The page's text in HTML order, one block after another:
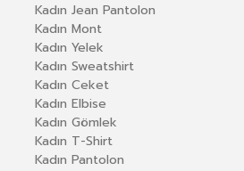
Kadın Jean Pantolon
Kadın Mont
Kadın Yelek
Kadın Sweatshirt
Kadın Ceket
Kadın Elbise
Kadın Gömlek
Kadın T-Shirt
Kadın Pantolon